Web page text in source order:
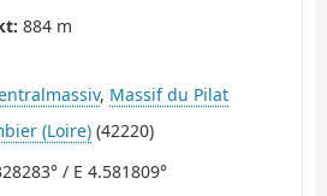
884 m
, Massif du Pilat
(Loire) (42220)
/ E 4.581809°